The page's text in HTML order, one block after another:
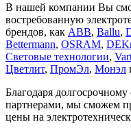
В нашей компании Вы
востребованную
брендов, как ABB, Ballu,
Bettermann, OSRAM,
Световые технологии,
Цветлит, ПромЭл, Монэл
Благодаря
партнерами, мы сможем
цены на